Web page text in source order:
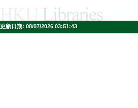
更新日期: 08/07/2026 03:51:43